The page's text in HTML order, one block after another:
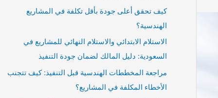
كيف تحقق أعلى جودة بأقل تكلفة في المشاريع
الهندسية؟
الاستلام الابتدائي والاستلام النهائي للمشاريع في
السعودية: دليل المالك لضمان جودة التنفيذ
مراجعة المخططات الهندسية قبل التنفيذ: كيف تتجنب
الأخطاء المكلفة في المشاريع؟